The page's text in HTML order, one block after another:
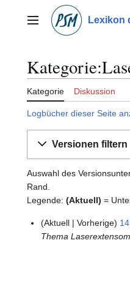
springenHauptmenü Lexikon
Kategorie Diskussion
Logbücher dieser Seite
Versionen filtern
Auswahl des
Rand.
Legende: (Aktuell) =
2
Aktuell Vorherige
Thema